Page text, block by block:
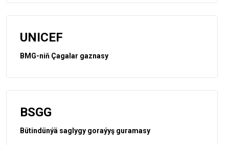
UNICEF
BMG-niň Çagalar gaznasy
BSGG
Bütindünýä saglygy goraýyş guramasy